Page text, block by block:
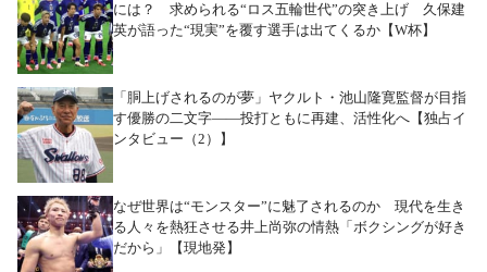
には？ 求められる“ロス五輪世代”の突き上げ 久保建
英が語った“現実”を覆す選手は出てくるか【W杯】
「胴上げされるのが夢」ヤクルト・池山隆寛監督が目指
す優勝の二文字――投打ともに再建、活性化へ【独占イ
ンタビュー（2）】
なぜ世界は“モンスター”に魅了されるのか 現代を生き
る人々を熱狂させる井上尚弥の情熱「ボクシングが好き
だから」【現地発】